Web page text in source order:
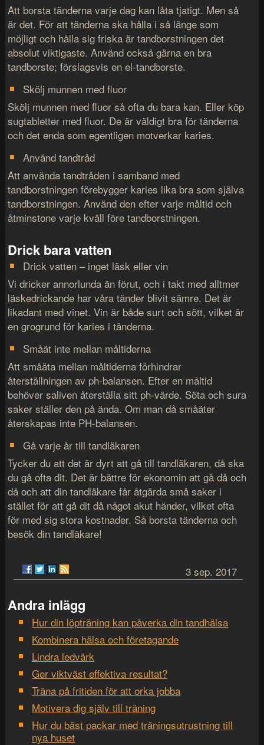
Att borsta tänderna varje dag kan låta tjatigt. Men så
är det. För att tänderna ska hålla i så länge som
möjligt och hålla sig friska är tandborstningen det
absolut viktigaste. Använd också gärna en bra
tandborste; förslagsvis en el-tandborste.
Skölj munnen med fluor
Skölj munnen med fluor så ofta du bara kan. Eller köp
sugtabletter med fluor. De är väldigt bra för tänderna
och det enda som egentligen motverkar karies.
Använd tandtråd
Att använda tandtråden i samband med
tandborstningen förebygger karies lika bra som själva
tandborstningen. Använd den efter varje måltid och
åtminstone varje kväll före tandborstningen.
Drick bara vatten
Drick vatten – inget läsk eller vin
Vi dricker annorlunda än förut, och i takt med alltmer
läskedrickande har våra tänder blivit sämre. Det är
likadant med vinet. Vin är både surt och sött, vilket är
en grogrund för karies i tänderna.
Småät inte mellan måltiderna
Att småäta mellan måltiderna förhindrar
återställningen av ph-balansen. Efter en måltid
behöver saliven återställa sitt ph-värde. Söta och sura
saker ställer den på ända. Om man då småäter
återskapas inte PH-balansen.
Gå varje år till tandläkaren
Tycker du att det är dyrt att gå till tandläkaren, då ska
du gå ofta dit. Det är bättre för ekonomin att gå då och
då och att din tandläkare får åtgärda små saker i
stället för att gå dit då något akut händer, vilket ofta
för med sig stora kostnader. Så borsta tänderna och
besök din tandläkare!
3 sep. 2017
Andra inlägg
Hur din löpträning kan påverka din tandhälsa
Kombinera hälsa och företagande
Lindra ledvärk
Ger viktväst effektiva resultat?
Träna på fritiden för att orka jobba
Motivera dig själv till träning
Hur du bäst packar med träningsutrustning till
nya huset